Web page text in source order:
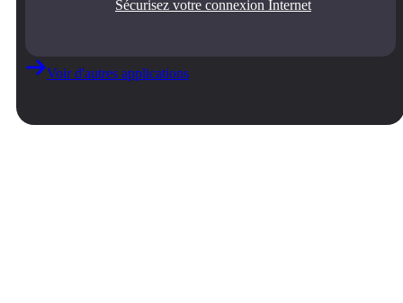
Sécurisez votre connexion Internet
Voir d'autres applications